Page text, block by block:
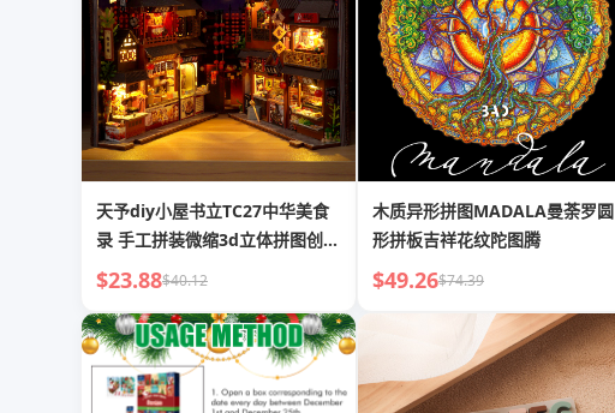
天予diy小屋书立TC27中华美食
录 手工拼装微缩3d立体拼图创意
礼物
$23.88$40.12
木质异形拼图MADALA曼荼罗圆
形拼板吉祥花纹陀图腾
$49.26$74.39